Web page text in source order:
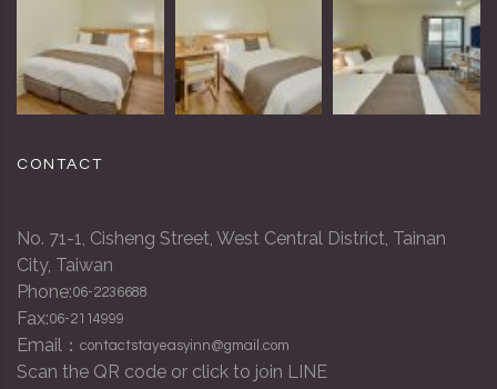
CONTACT
No. 71-1, Cisheng Street, West Central District, Tainan
City, Taiwan
Phone:06-2236688
Fax:06-2114999
Email： contactstayeasyinn@gmail.com
Scan the QR code or click to join LINE